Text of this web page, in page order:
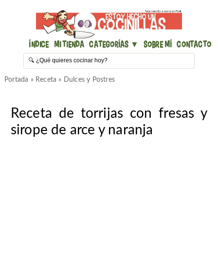
Índice Mi Tienda Categorías ▼ Sobre mí Contacto
Portada » Receta » Dulces y Postres
Receta de torrijas con fresas y
sirope de arce y naranja